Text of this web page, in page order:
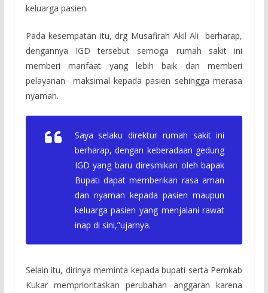
keluarga pasien.
Pada kesempatan itu, drg Musafirah Akil Ali berharap,
dengannya IGD tersebut semoga rumah sakit ini
memberi manfaat yang lebih baik dan memberi
pelayanan maksimal kepada pasien sehingga merasa
nyaman.
Saya selaku direktur rumah sakit ini
berharap, dengan keberadaan gedung
IGD yang baru diresmikan oleh bapak
Bupati dapat memberikan rasa aman
dan nyaman kepada pasien maupun
keluarga pasien yang menjalani rawat
inap di sini,”ujarnya.
Selain itu, dirinya meminta kepada bupati serta Pemkab
Kukar memprioritaskan perubahan anggaran karena